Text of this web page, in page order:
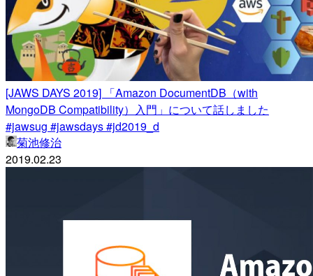
[JAWS DAYS 2019] 「Amazon DocumentDB（with
MongoDB Compatibility）入門」について話しました
#jawsug #jawsdays #jd2019_d
菊池修治
2019.02.23